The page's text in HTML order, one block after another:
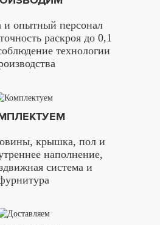
и опытный персонал
раскроя до 0,1
технологии
крышка, пол и
наполнение,
система и